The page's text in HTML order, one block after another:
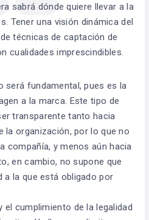
sabrá dónde quiere llevar a la
Tener una visión dinámica del
técnicas de captación de
cualidades imprescindibles.
será fundamental, pues es la
a la marca. Este tipo de
transparente tanto hacia
la organización, por lo que no
compañía, y menos aún hacia
en cambio, no supone que
a la que está obligado por
el cumplimiento de la legalidad